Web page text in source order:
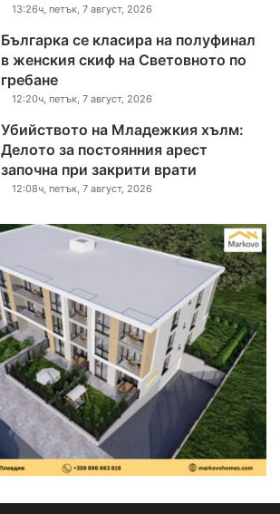
13:26ч, петък, 7 август, 2026
Българка се класира на полуфинал
в женския скиф на Световното по
гребане
12:20ч, петък, 7 август, 2026
Убийството на Младежкия хълм:
Делото за постоянния арест
започна при закрити врати
12:08ч, петък, 7 август, 2026